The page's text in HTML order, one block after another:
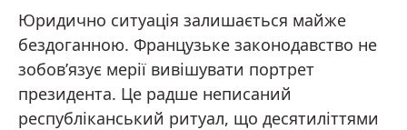
Юридично ситуація залишається майже
бездоганною. Французьке законодавство не
зобов’язує мерії вивішувати портрет
президента. Це радше неписаний
республіканський ритуал, що десятиліттями